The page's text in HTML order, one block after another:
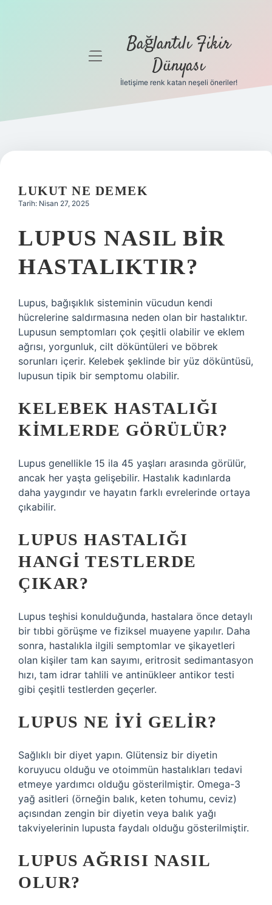
Gizlilik
Hakkımızda
menüyü
Bağlantılı Fikir
Dünyası
İletişime renk katan neşeli öneriler!
LUKUT NE DEMEK
Tarih: Nisan 27, 2025
LUPUS NASIL BIR
HASTALIKTIR?
Lupus, bağışıklık sisteminin vücudun kendi
hücrelerine saldırmasına neden olan bir hastalıktır.
Lupusun semptomları çok çeşitli olabilir ve eklem
ağrısı, yorgunluk, cilt döküntüleri ve böbrek
sorunları içerir. Kelebek şeklinde bir yüz döküntüsü,
lupusun tipik bir semptomu olabilir.
KELEBEK HASTALIĞI
KIMLERDE GÖRÜLÜR?
Lupus genellikle 15 ila 45 yaşları arasında görülür,
ancak her yaşta gelişebilir. Hastalık kadınlarda
daha yaygındır ve hayatın farklı evrelerinde ortaya
çıkabilir.
LUPUS HASTALIĞI
HANGI TESTLERDE
ÇIKAR?
Lupus teşhisi konulduğunda, hastalara önce detaylı
bir tıbbi görüşme ve fiziksel muayene yapılır. Daha
sonra, hastalıkla ilgili semptomlar ve şikayetleri
olan kişiler tam kan sayımı, eritrosit sedimantasyon
hızı, tam idrar tahlili ve antinükleer antikor testi
gibi çeşitli testlerden geçerler.
LUPUS NE IYI GELIR?
Sağlıklı bir diyet yapın. Glütensiz bir diyetin
koruyucu olduğu ve otoimmün hastalıkları tedavi
etmeye yardımcı olduğu gösterilmiştir. Omega-3
yağ asitleri (örneğin balık, keten tohumu, ceviz)
açısından zengin bir diyetin veya balık yağı
takviyelerinin lupusta faydalı olduğu gösterilmiştir.
LUPUS AĞRISI NASIL
OLUR?